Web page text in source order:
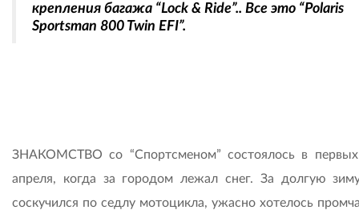
крепления багажа “Lock & Ride”.. Все это “Polaris
Sportsman 800 Twin EFI”.
ЗНАКОМСТВО со “Спортсменом” состоялось в первых
апреля, когда за городом лежал снег. За долгую
соскучился по седлу мотоцикла, ужасно хотелось